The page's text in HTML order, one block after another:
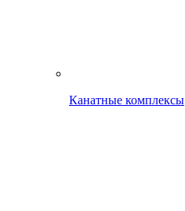
Канатные комплексы